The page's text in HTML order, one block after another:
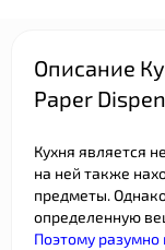
Описание
Paper
Кухня является
на ней также
предметы.
определенную
Поэтому разумно